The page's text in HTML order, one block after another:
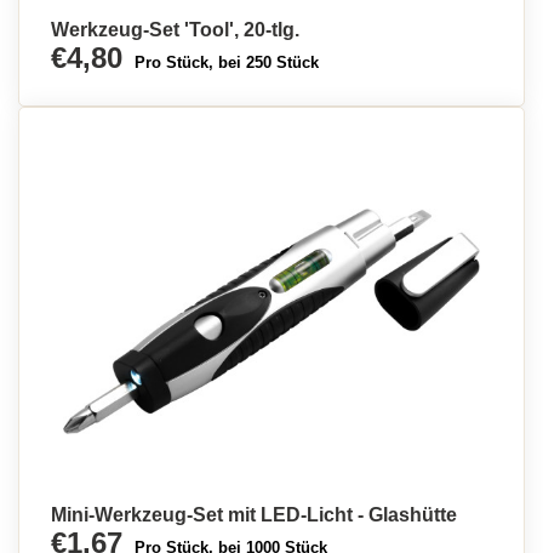
Werkzeug-Set 'Tool', 20-tlg.
€4,80 Pro Stück, bei 250 Stück
Mini-Werkzeug-Set mit LED-Licht - Glashütte
€1,67 Pro Stück, bei 1000 Stück